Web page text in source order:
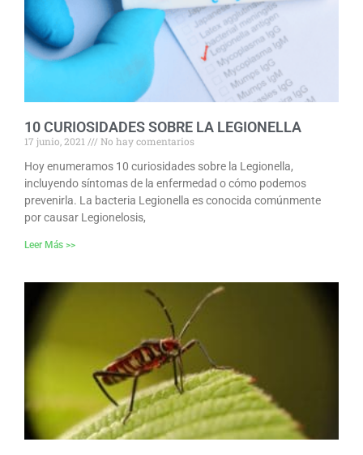
10 CURIOSIDADES SOBRE LA LEGIONELLA
17 junio, 2021
No hay comentarios
Hoy enumeramos 10 curiosidades sobre la Legionella,
incluyendo síntomas de la enfermedad o cómo podemos
prevenirla. La bacteria Legionella es conocida comúnmente
por causar Legionelosis,
Leer Más >>